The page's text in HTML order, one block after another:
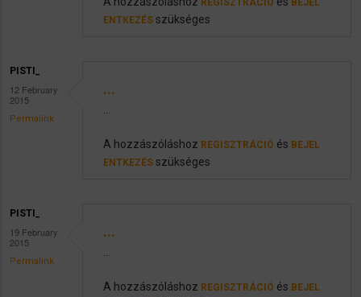
REGISZTRÁCIÓ
BEJEL
ENTKEZÉS szükséges
PISTI_
12 February
2015
Permalink
...
...
A hozzászóláshoz REGISZTRÁCIÓ és BEJEL
ENTKEZÉS szükséges
PISTI_
19 February
2015
Permalink
...
...
A hozzászóláshoz REGISZTRÁCIÓ és BEJEL